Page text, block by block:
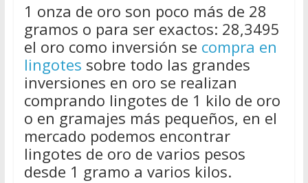
1 onza de oro son poco más de 28
gramos o para ser exactos: 28,3495
el oro como inversión se compra en
lingotes sobre todo las grandes
inversiones en oro se realizan
comprando lingotes de 1 kilo de oro
o en gramajes más pequeños, en el
mercado podemos encontrar
lingotes de oro de varios pesos
desde 1 gramo a varios kilos.